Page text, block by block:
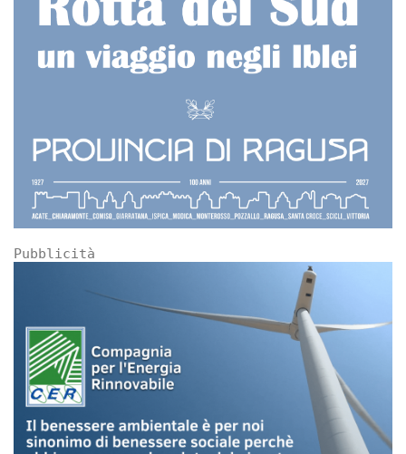
Pubblicità